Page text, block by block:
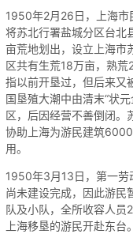
1950年2月26日，上海市
将苏北行署盐城分区台北
亩荒地划出，设立上海市
区共有生荒18万亩，熟
指以前开垦过，但后来又
国垦殖大潮中由清末“状
区，后因经营不善倒闭。
协助上海为游民建筑
用。
1950年3月13日，第一劳
尚未建设完成，因此游民
队及小队，全所收容人员
上海移垦的游民开赴东